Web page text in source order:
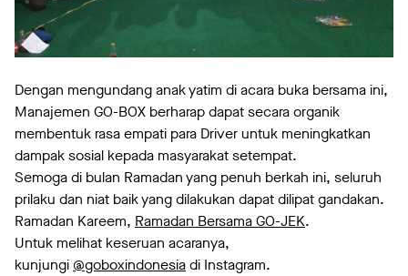
Dengan mengundang anak yatim di acara buka bersama ini,
Manajemen GO-BOX berharap dapat secara organik
membentuk rasa empati para Driver untuk meningkatkan
dampak sosial kepada masyarakat setempat.
Semoga di bulan Ramadan yang penuh berkah ini, seluruh
prilaku dan niat baik yang dilakukan dapat dilipat gandakan.
Ramadan Kareem, Ramadan Bersama GO-JEK.
Untuk melihat keseruan acaranya,
kunjungi @goboxindonesiadi Instagram.